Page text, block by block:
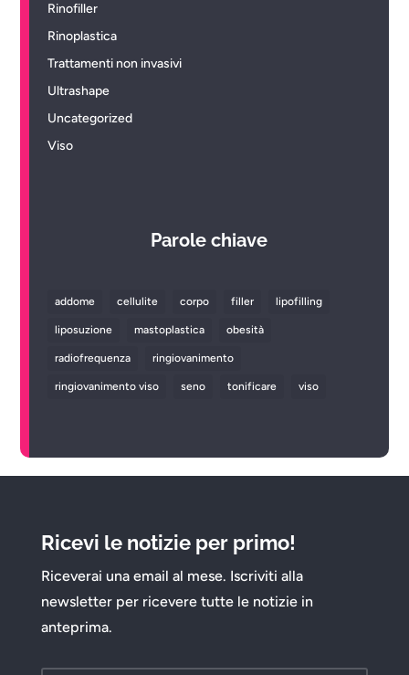
Rinofiller
Rinoplastica
Trattamenti non invasivi
Ultrashape
Uncategorized
Viso
Parole chiave
addome cellulite corpo filler lipofilling
liposuzione mastoplastica obesità
radiofrequenza ringiovanimento
ringiovanimento viso seno tonificare viso
Ricevi le notizie per primo!
Riceverai una email al mese. Iscriviti alla
newsletter per ricevere tutte le notizie in
anteprima.